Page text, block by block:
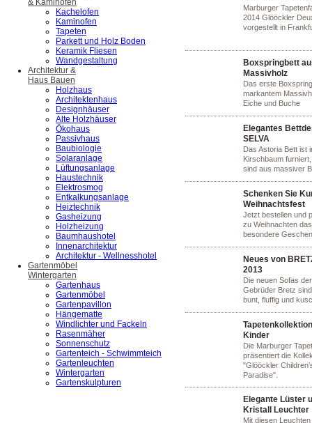
& Kaminofen
Kachelofen
Kaminofen
Tapeten
Parkett und Holz Boden
Keramik Fliesen
Wandgestaltung
Architektur &
Haus Bauen
Holzhaus
Architektenhaus
Designhäuser
Alte Holzhäuser
Ökohaus
Passivhaus
Baubiologie
Solaranlage
Lüftungsanlage
Haustechnik
Elektrosmog
Entkalkungsanlage
Heiztechnik
Gasheizung
Holzheizung
Baumhaushotel
Innenarchitektur
Architektur - Wellnesshotel
Gartenmöbel
Wintergarten
Gartenhaus
Gartenmöbel
Gartenpavillon
Hängematte
Windlichter und Fackeln
Rasenmäher
Sonnenschutz
Gartenteich - Schwimmteich
Gartenleuchten
Wintergarten
Gartenskulpturen
Marburger
2014 Glööckler
vorgestellt in
Boxspringbett
Massivholz
Das erste
markantem
Eiche und Buche
Elegantes
SELVA
Das Astoria Bett ist
Kirschbaum
sind aus massiver
Schenken Sie
Weihnachtsfest
Jetzt bestellen und
zu Weihnachten das
besondere
Neues von
2013
Die neuen Sofas der
Gebrüder Bretz
bunt, fluffig und
Kinder
Die Marburger
präsentiert die
"Glööckler
Paradise".
Elegante Lüster
Kristall Leuchter
Mit diesen